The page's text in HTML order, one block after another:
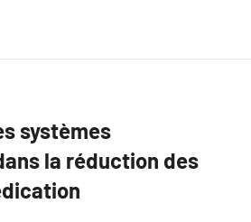
systèmes
la réduction des